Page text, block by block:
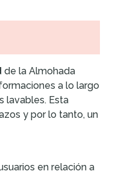
de la Almohada
a lo largo
lavables. Esta
y por lo tanto, un
en relación a